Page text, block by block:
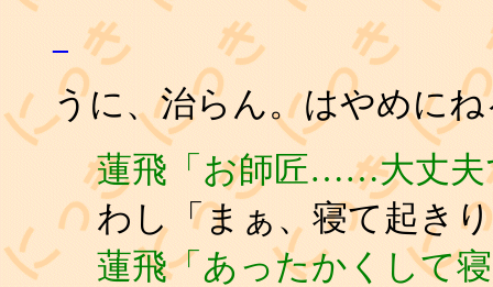
うに、治らん。はやめに
蓮飛「お師匠……大丈夫
わし「まぁ、寝て起き
蓮飛「あったかくして